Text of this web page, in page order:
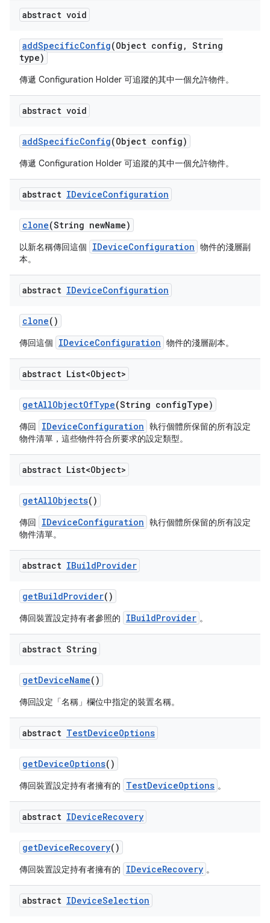
abstract void
addSpecificConfig(Object config , String
type)
傳遞 Configuration Holder 可追蹤的其中一個允許物件。
abstract void
addSpecificConfig(Object config)
傳遞 Configuration Holder 可追蹤的其中一個允許物件。
abstract IDeviceConfiguration
clone(String newName)
以新名稱傳回這個 IDeviceConfiguration 物件的淺層副
本。
abstract IDeviceConfiguration
clone()
傳回這個 IDeviceConfiguration 物件的淺層副本。
abstract List<Object>
getAllObjectOfType(String configType)
傳回 IDeviceConfiguration 執行個體所保留的所有設定
物件清單，這些物件符合所要求的設定類型。
abstract List<Object>
getAllObjects()
傳回 IDeviceConfiguration 執行個體所保留的所有設定
物件清單。
abstract IBuildProvider
getBuildProvider()
傳回裝置設定持有者參照的 IBuildProvider 。
abstract String
getDeviceName()
傳回設定「名稱」欄位中指定的裝置名稱。
abstract TestDeviceOptions
getDeviceOptions()
傳回裝置設定持有者擁有的 TestDeviceOptions 。
abstract IDeviceRecovery
getDeviceRecovery()
傳回裝置設定持有者擁有的 IDeviceRecovery 。
abstract IDeviceSelection